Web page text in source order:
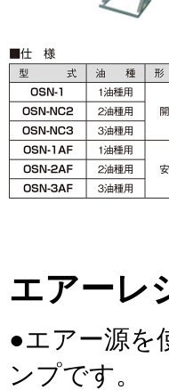
エアーレ
●エアー源を
ンプです。